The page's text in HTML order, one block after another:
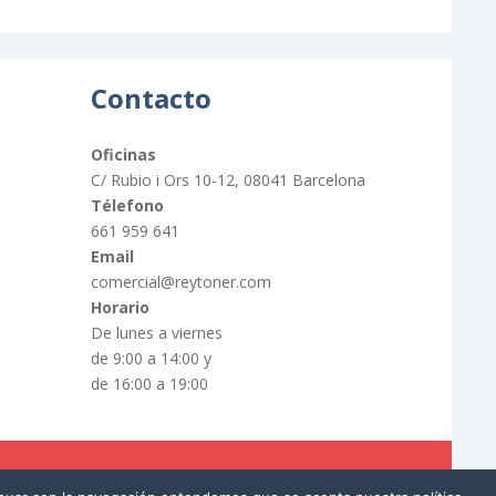
Contacto
Oficinas
C/ Rubio i Ors 10-12, 08041 Barcelona
Télefono
661 959 641
Email
comercial@reytoner.com
Horario
De lunes a viernes
de 9:00 a 14:00 y
de 16:00 a 19:00